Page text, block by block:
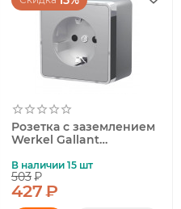
Розетка с заземлением
Werkel Gallant
4690389167157
В наличии 15 шт
503₽
427₽